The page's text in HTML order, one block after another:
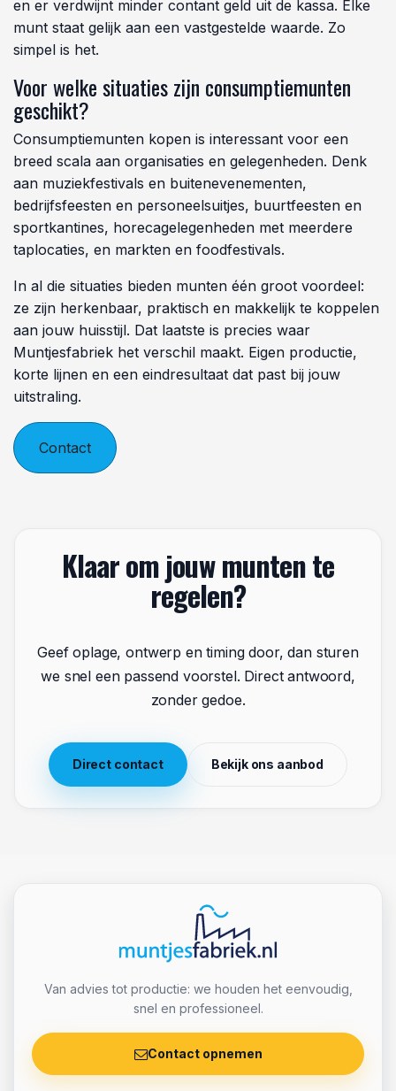
kraam. Daarmee verdwijnt het gedoe met kleingeld en
houd jij de touwtjes stevig in handen.
Overzicht en controle van begin tot eind
Het voordeel van werken met munten gaat verder dan
snelheid alleen. Je weet vooraf hoeveel omzet er in
circulatie is. Dat maakt het voor jouw team
eenvoudiger om te plannen: hoeveel drank bestel je in,
hoeveel personeel zet je in, en wat is de verwachte
opbrengst? Dat overzicht is goud waard, zeker bij
grotere events.
kassa. Medewerkers hoeven geen wisselgeld te tellen
en er verdwijnt minder contant geld uit de kassa. Elke
munt staat gelijk aan een vastgestelde waarde. Zo
simpel is het.
Voor welke situaties zijn consumptiemunten
geschikt?
Consumptiemunten kopen is interessant voor een
breed scala aan organisaties en gelegenheden. Denk
taplocaties, en markten en foodfestivals.
In al die situaties bieden munten één groot voordeel:
aan jouw huisstijl. Dat laatste is precies waar
Muntjesfabriek het verschil maakt. Eigen productie,
korte lijnen en een eindresultaat dat past bij jouw
Contact
regelen?
Geef oplage, ontwerp en timing door, dan sturen
we snel een passend voorstel. Direct antwoord,
zonder gedoe.
Direct contact Bekijk ons aanbod